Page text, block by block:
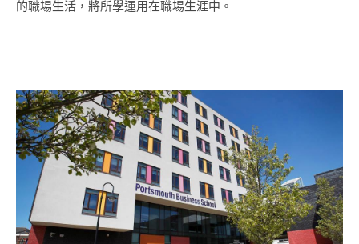
的職場生活，將所學運用在職場生涯中。